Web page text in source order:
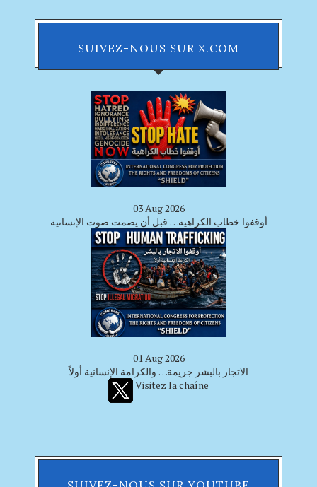
SUIVEZ-NOUS SUR X.COM
03 Aug 2026
أوقفوا خطاب الكراهية… قبل أن يصمت صوت الإنسانية
01 Aug 2026
الاتجار بالبشر جريمة… والكرامة الإنسانية أولاً
Visitez la chaîne